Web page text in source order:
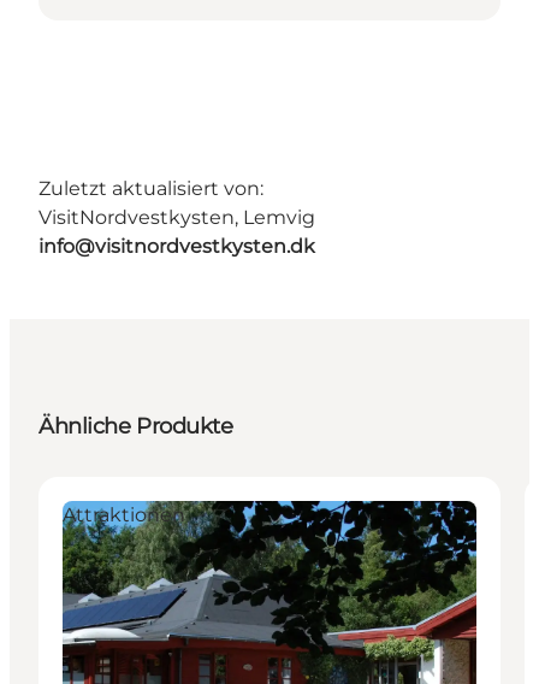
Zuletzt aktualisiert von:
VisitNordvestkysten, Lemvig
info@visitnordvestkysten.dk
Ähnliche Produkte
Attraktionen